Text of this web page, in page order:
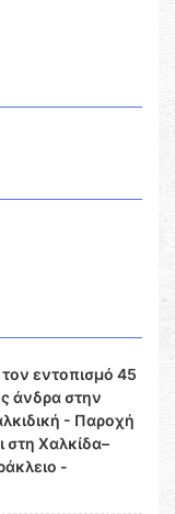
εντοπισμό 45
άνδρα στην
- Παροχή
στη Χαλκίδα–
-